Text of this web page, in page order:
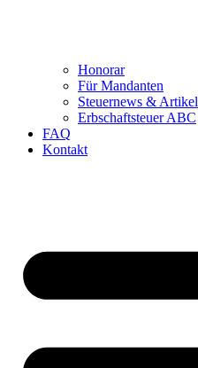
Honorar
Für Mandanten
Steuernews & Artikel
Erbschaftsteuer ABC
FAQ
Kontakt